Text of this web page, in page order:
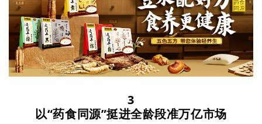
3
以“药食同源”挺进全龄段准万亿市场